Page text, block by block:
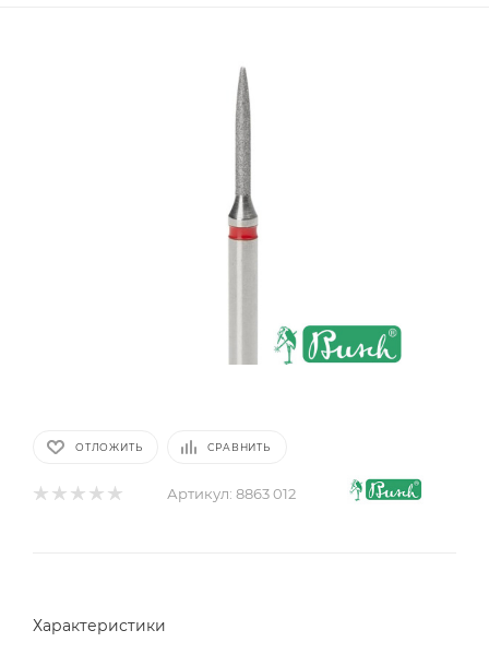
ОТЛОЖИТЬ СРАВНИТЬ
Артикул: 8863 012
Характеристики